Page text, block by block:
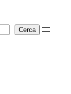
Cerca